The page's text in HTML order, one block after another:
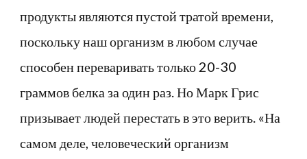
продукты являются пустой тратой времени,
поскольку наш организм в любом случае
способен переваривать только 20-30
граммов белка за один раз. Но Марк Грис
призывает людей перестать в это верить. «На
самом деле, человеческий организм